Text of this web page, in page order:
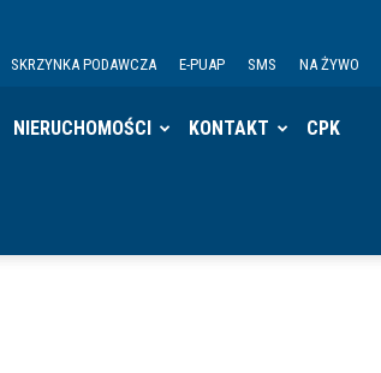
SKRZYNKA PODAWCZA E-PUAP SMS NA ŻYWO
NIERUCHOMOŚCI KONTAKT CPK